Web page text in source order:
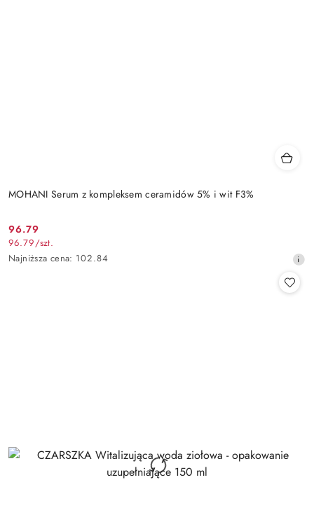
MOHANI Serum z kompleksem ceramidów 5% i wit F3%
Cena
promocyjna:
96.79
96.79/szt.
Najniższa
Najniższa cena: 102.84